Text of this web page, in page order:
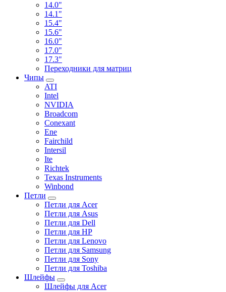
14.0"
14.1"
15.4"
15.6"
16.0"
17.0"
17.3"
Переходники для матриц
Чипы
ATI
Intel
NVIDIA
Broadcom
Conexant
Ene
Fairchild
Intersil
Ite
Richtek
Texas Instruments
Winbond
Петли
Петли для Acer
Петли для Asus
Петли для Dell
Петли для HP
Петли для Lenovo
Петли для Samsung
Петли для Sony
Петли для Toshiba
Шлейфы
Шлейфы для Acer